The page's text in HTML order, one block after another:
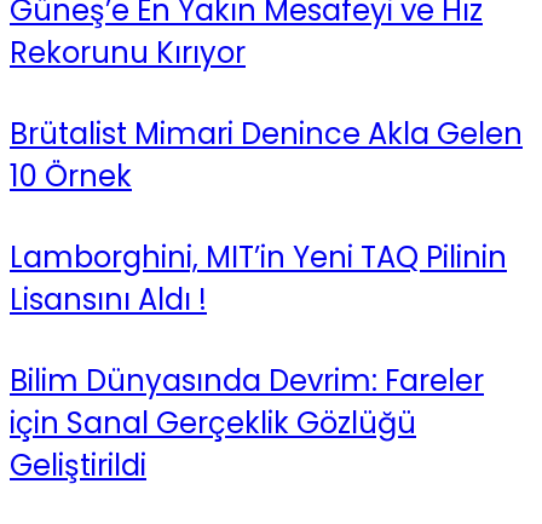
Güneş’e En Yakın Mesafeyi ve Hız
Rekorunu Kırıyor
Brütalist Mimari Denince Akla Gelen
10 Örnek
Lamborghini, MIT’in Yeni TAQ Pilinin
Lisansını Aldı !
Bilim Dünyasında Devrim: Fareler
için Sanal Gerçeklik Gözlüğü
Geliştirildi